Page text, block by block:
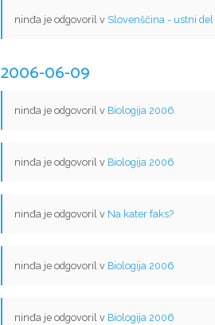
ninđa je odgovoril v Slovenščina - ustni del
2006-06-09
ninđa je odgovoril v Biologija 2006
ninđa je odgovoril v Biologija 2006
ninđa je odgovoril v Na kater faks?
ninđa je odgovoril v Biologija 2006
ninđa je odgovoril v Biologija 2006